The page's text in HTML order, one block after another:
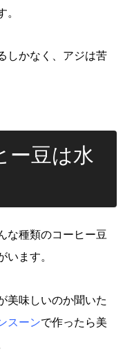
。
しかなく、アジは苦
ー豆は水
な種類のコーヒー豆
います。
美味しいのか聞いた
スーンで作ったら美